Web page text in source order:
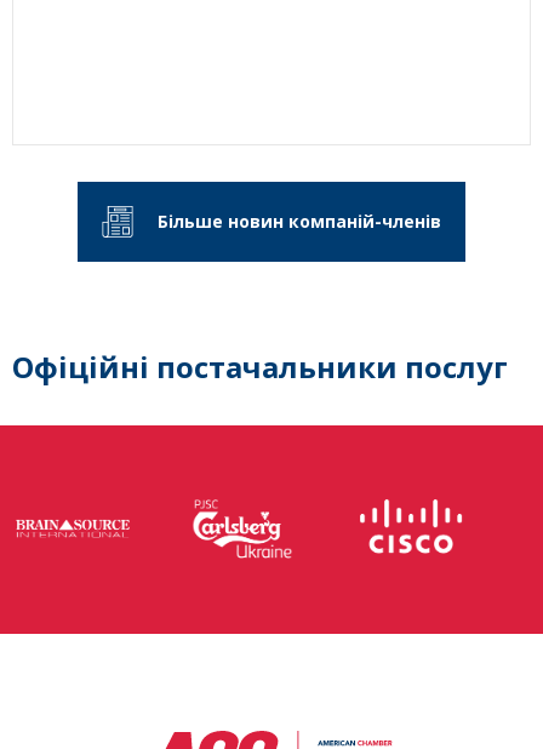
Більше новин компаній-членів
Офіційні постачальники послуг